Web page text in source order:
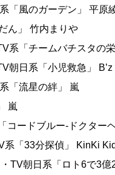
「風のガーデン」 平原
ん」 竹内まりや
系「チームバチスタの
朝日系「小児救急」 B’z
「流星の絆」 嵐
嵐
コードブルー‐ドクター
系「33分探偵」 KinKi
TV朝日系「ロト6で3